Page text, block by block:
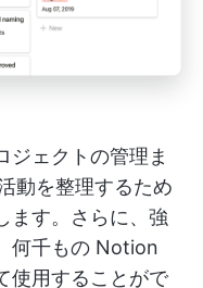
ジェクトの管理ま
動を整理するため
ます。さらに、強
何千もの Notion
使用することがで